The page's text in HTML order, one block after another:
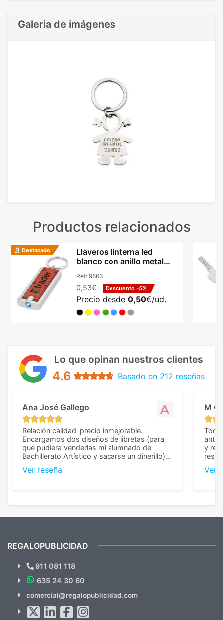
Galeria de imágenes
Productos relacionados
Destacado
Llaveros linterna led
blanco con anillo metal
Ref: 9863
0,53€ Descuento -5%
Precio desde 0,50€/ud.
Lo que opinan nuestros clientes
4.6 Basado en 212 reseñas
Ana José Gallego
Relación calidad-precio inmejorable.
Encargamos dos diseños de libretas (para
que pudiera venderlas mi alumnado de
Bachillerato Artístico y sacarse un dinerillo) y
diferencia, con libretas de muy buena calidad
Ver reseña
M C
Todo
y
Ver
¿Quieres ver nuestras últimas
Novedades y Ofertas?
hacemos Spam)
REGALOPUBLICIDAD
911 081 118
635 24 30 60
comercial@regalopublicidad.com